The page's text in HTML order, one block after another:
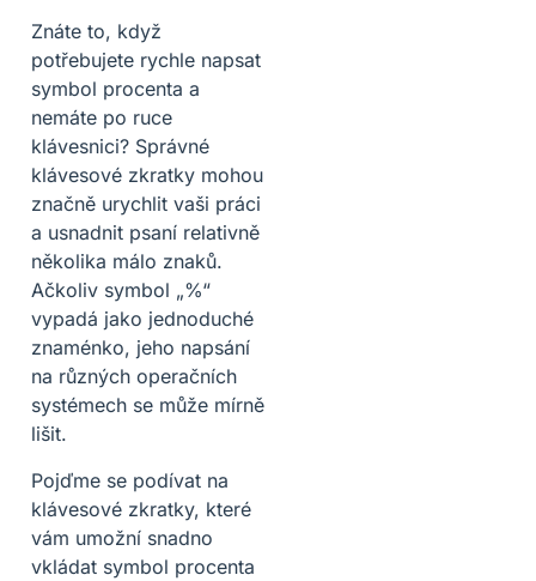
Znáte to, když
potřebujete rychle napsat
symbol procenta a
nemáte po ruce
klávesnici? Správné
klávesové zkratky mohou
značně urychlit vaši práci
a usnadnit psaní relativně
několika málo znaků.
Ačkoliv symbol „%“
vypadá jako jednoduché
znaménko, jeho napsání
na různých operačních
systémech se může mírně
lišit.
Pojďme se podívat na
klávesové zkratky, které
vám umožní snadno
vkládat symbol procenta